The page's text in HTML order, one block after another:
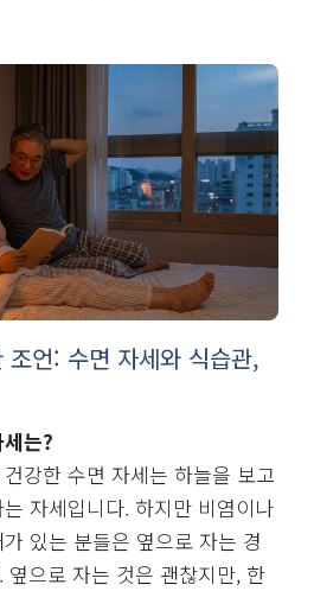
조언: 수면 자세와 식습관,
는?
강한 수면 자세는 하늘을 보고
자세입니다. 하지만 비염이나
있는 분들은 옆으로 자는 경
옆으로 자는 것은 괜찮지만, 한